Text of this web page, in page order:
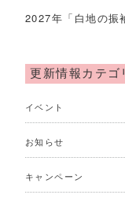
2027年「白地の振
更新情報カテゴ
イベント
お知らせ
キャンペーン